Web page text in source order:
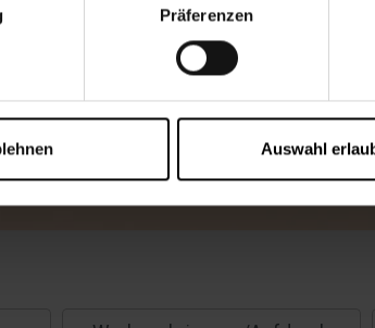
Präferenzen
Auswahl